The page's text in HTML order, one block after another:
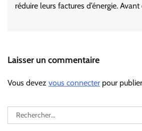
réduire leurs factures d’énergie.
Laisser un commentaire
Vous devez vous connecter pour
Rechercher :